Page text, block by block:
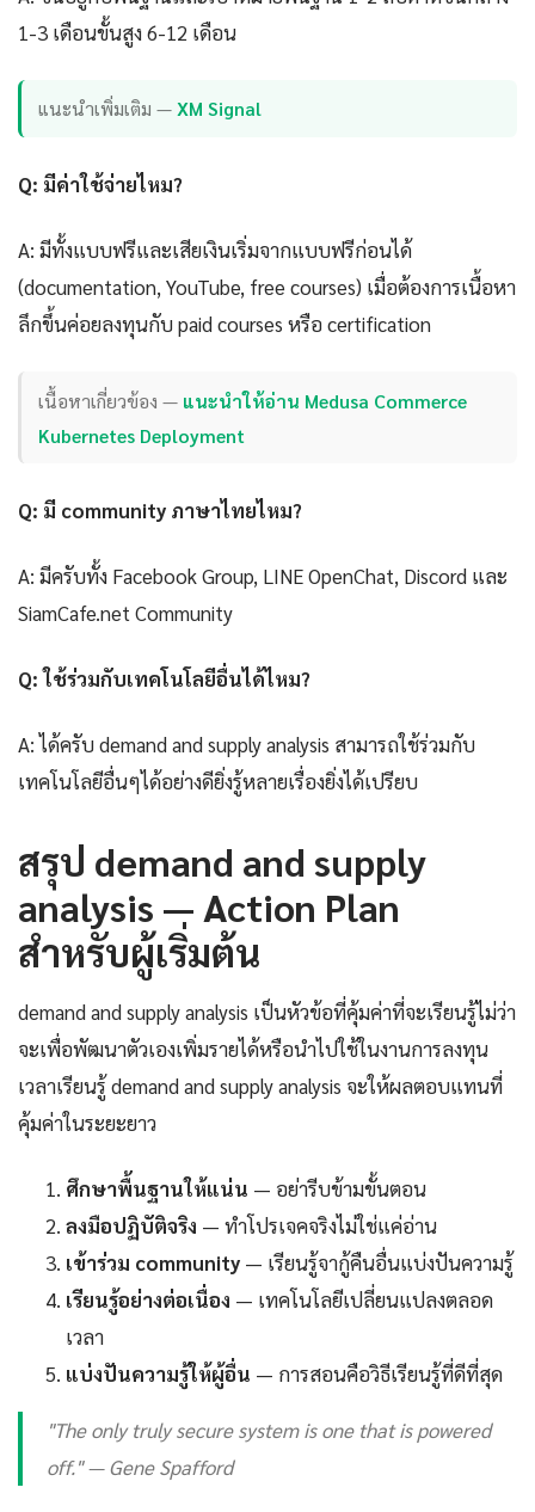
1-3 เดือนขั้นสูง 6-12 เดือน
แนะนำเพิ่มเติม —XM Signal
Q: มีค่าใช้จ่ายไหม?
A: มีทั้งแบบฟรีและเสียเงินเริ่มจากแบบฟรีก่อนได้
(documentation, YouTube, free courses) เมื่อต้องการเนื้อหา
ลึกขึ้นค่อยลงทุนกับ paid courses หรือ certification
เนื้อหาเกี่ยวข้อง — แนะนำให้อ่าน Medusa Commerce
Kubernetes Deployment
Q: มี community ภาษาไทยไหม?
A: มีครับทั้ง Facebook Group, LINE OpenChat, Discord และ
SiamCafe.net Community
Q: ใช้ร่วมกับเทคโนโลยีอื่นได้ไหม?
A: ได้ครับ demand and supply analysis สามารถใช้ร่วมกับ
เทคโนโลยีอื่นๆได้อย่างดียิ่งรู้หลายเรื่องยิ่งได้เปรียบ
สรุป demand and supply
analysis — Action Plan
สำหรับผู้เริ่มต้น
demand and supply analysis เป็นหัวข้อที่คุ้มค่าที่จะเรียนรู้ไม่ว่า
จะเพื่อพัฒนาตัวเองเพิ่มรายได้หรือนำไปใช้ในงานการลงทุน
เวลาเรียนรู้ demand and supply analysis จะให้ผลตอบแทนที่
คุ้มค่าในระยะยาว
ศึกษาพื้นฐานให้แน่น — อย่ารีบข้ามขั้นตอน
ลงมือปฏิบัติจริง — ทำโปรเจคจริงไม่ใช่แค่อ่าน
เข้าร่วม community — เรียนรู้จากู้คืนอื่นแบ่งปันความรู้
เรียนรู้อย่างต่อเนื่อง — เทคโนโลยีเปลี่ยนแปลงตลอด
เวลา
แบ่งปันความรู้ให้ผู้อื่น — การสอนคือวิธีเรียนรู้ที่ดีที่สุด
"The only truly secure system is one that is powered
off." — Gene Spafford